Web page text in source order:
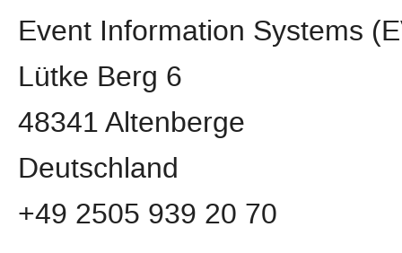
Event Information Systems
Lütke Berg 6
48341 Altenberge
Deutschland
+49 2505 939 20 70